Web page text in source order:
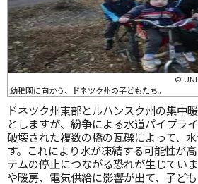
©
幼稚園に向かう、ドネツク州の子どもたち。
ドネツク州東部とルハンスク州の集中
としますが、紛争による水道パイプラ
破壊された複数の橋の瓦礫によって、
す。これにより水が凍結する可能性が
テムの停止につながる恐れが生じてい
や暖房、電気供給に影響が出て、子ど